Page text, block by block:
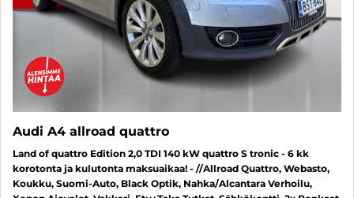
Audi A4 allroad quattro
Land of quattro Edition 2,0 TDI 140 kW quattro S tronic - 6 kk
korotonta ja kulutonta maksuaikaa! - //Allroad Quattro, Webasto,
Koukku, Suomi-Auto, Black Optik, Nahka/Alcantara Verhoilu,